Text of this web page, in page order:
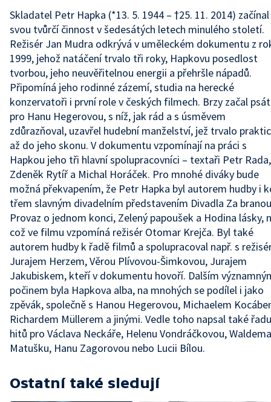
Skladatel Petr Hapka (*13. 5. 1944 – †25. 11. 2014) začínal
svou tvůrčí činnost v šedesátých letech minulého století.
Režisér Jan Mudra odkrývá v uměleckém dokumentu z
1999, jehož natáčení trvalo tři roky, Hapkovu posedlost
tvorbou, jeho neuvěřitelnou energii a přehršle nápadů.
Připomíná jeho rodinné zázemí, studia na herecké
konzervatoři i první role v českých filmech. Brzy začal psát
pro Hanu Hegerovou, s níž, jak rád a s úsměvem
zdůrazňoval, uzavřel hudební manželství, jež trvalo
až do jeho skonu. V dokumentu vzpomínají na práci s
Hapkou jeho tři hlavní spolupracovníci – textaři Petr Rada,
Zdeněk Rytíř a Michal Horáček. Pro mnohé diváky bude
možná překvapením, že Petr Hapka byl autorem hudby i
třem slavným divadelním představením Divadla Za
Provaz o jednom konci, Zelený papoušek a Hodina lásky,
což ve filmu vzpomíná režisér Otomar Krejča. Byl také
autorem hudby k řadě filmů a spolupracoval např. s
Jurajem Herzem, Věrou Plívovou-Šimkovou, Jurajem
Jakubiskem, kteří v dokumentu hovoří. Dalším
počinem byla Hapkova alba, na mnohých se podílel i jako
zpěvák, společně s Hanou Hegerovou, Michaelem
Richardem Müllerem a jinými. Vedle toho napsal také řadu
hitů pro Václava Neckáře, Helenu Vondráčkovou,
Matušku, Hanu Zagorovou nebo Lucii Bílou.
Ostatní také sledují